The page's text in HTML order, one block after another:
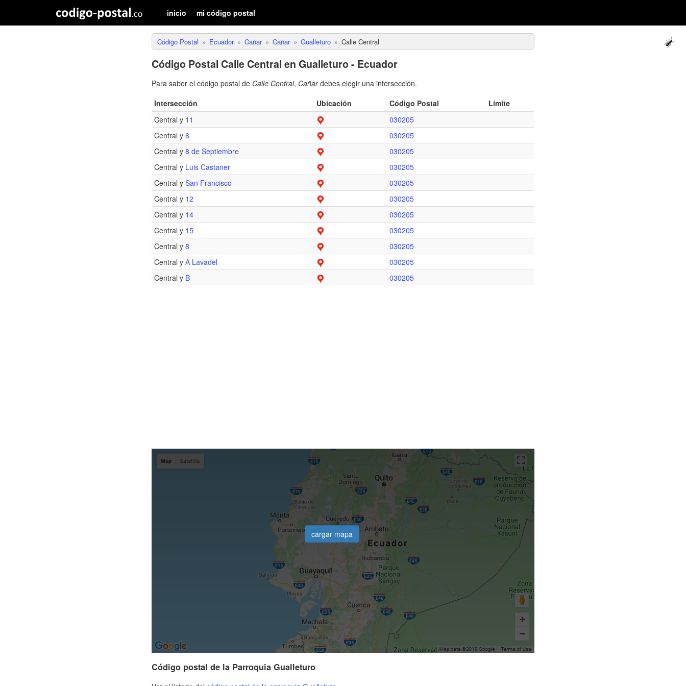
inicio mi código postal
Código Postal Ecuador Cañar Cañar Gualleturo Calle Central
Código Postal Calle Central en Gualleturo - Ecuador
Para saber el código postal de Calle Central, Cañardebes elegir una intersección.
Intersección
Ubicación Código Postal
Límite
Central y 11
030205
Central y 6
030205
Central y 8 de Septiembre
030205
Central y Luis Castaner
030205
Central y San Francisco
030205
Central y 12
030205
Central y 14
030205
Central y 15
030205
Central y 8
030205
Central y A Lavadel
030205
Central y B 030205
cargar mapa
Código postal de la Parroquia Gualleturo